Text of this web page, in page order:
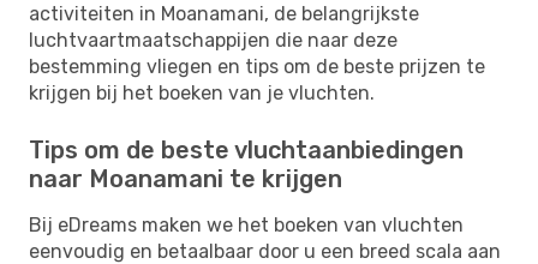
activiteiten in Moanamani, de belangrijkste
luchtvaartmaatschappijen die naar deze
bestemming vliegen en tips om de beste prijzen te
krijgen bij het boeken van je vluchten.
Tips om de beste vluchtaanbiedingen
naar Moanamani te krijgen
Bij eDreams maken we het boeken van vluchten
eenvoudig en betaalbaar door u een breed scala aan